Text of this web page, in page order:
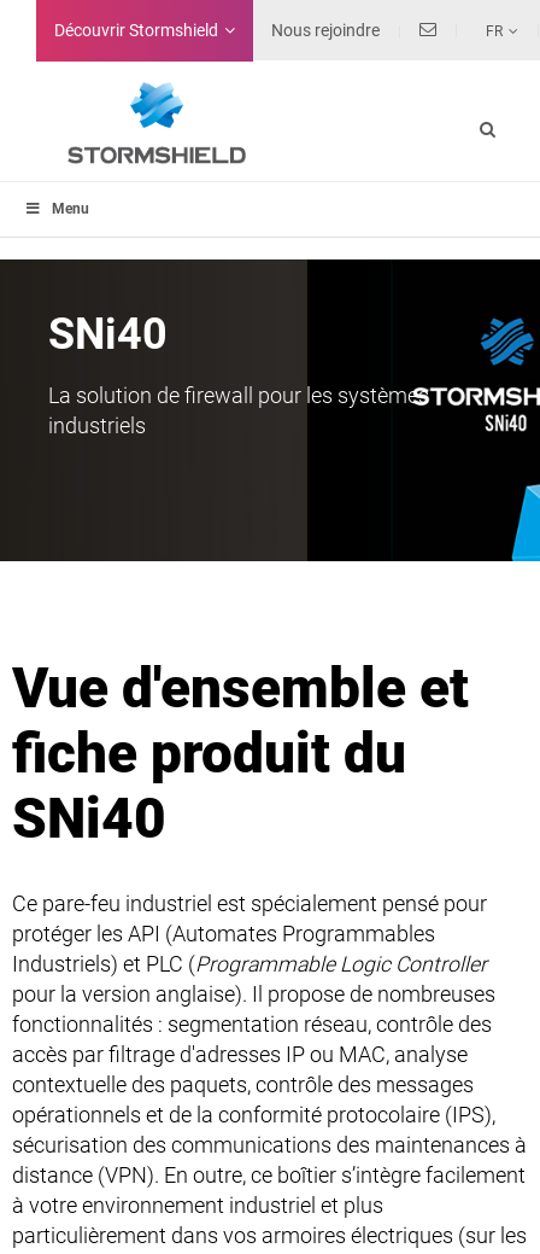
Découvrir Stormshield Nous rejoindre FR
Menu
SNi40
La solution de firewall pour les systèmes
industriels
Vue d'ensemble et
fiche produit du
SNi40
Ce pare-feu industriel est spécialement pensé pour
protéger les API (Automates Programmables
Industriels) et PLC (Programmable Logic Controller
pour la version anglaise). Il propose de nombreuses
fonctionnalités : segmentation réseau, contrôle des
accès par filtrage d'adresses IP ou MAC, analyse
contextuelle des paquets, contrôle des messages
opérationnels et de la conformité protocolaire (IPS),
sécurisation des communications des maintenances à
distance (VPN). En outre, ce boîtier s’intègre facilement
à votre environnement industriel et plus
particulièrement dans vos armoires électriques (sur les